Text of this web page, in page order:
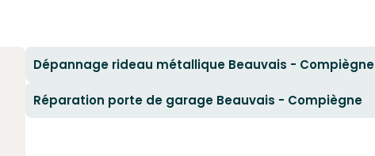
Dépannage rideau métallique Beauvais - Compiègne
Réparation porte de garage Beauvais - Compiègne